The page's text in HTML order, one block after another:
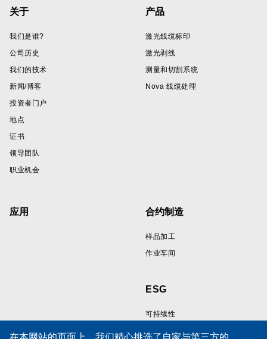
在本网站的页面上，我们精心挑选了自家与第三方的
Footer
关于
我们是谁?
公司历史
我们的技术
新闻/博客
投资者门户
地点
证书
领导团队
职业机会
产品
激光线缆标印
激光剥线
测量和切割系统
Nova 线缆处理
应用 合约制造
样品加工
作业车间
ESG
可持续性